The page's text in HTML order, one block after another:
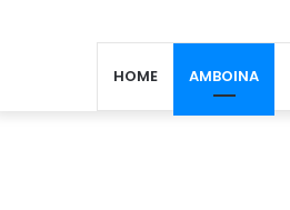
HOME AMBOINA